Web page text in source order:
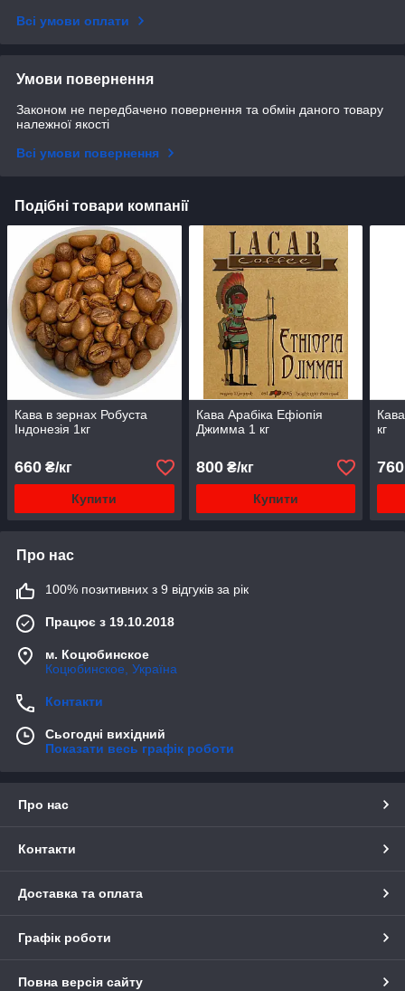
Всі умови оплати
Умови повернення
Законом не передбачено повернення та обмін даного товару
належної якості
Всі умови повернення
Подібні товари компанії
Кава в зернах Робуста
Індонезія 1кг
660 ₴/кг
Купити
Кава Арабіка Ефіопія
Джимма 1 кг
800₴/кг
Купити
кг
760
Про нас
100% позитивних з 9 відгуків за рік
Працює з 19.10.2018
м. Коцюбинское
Коцюбинское, Україна
Контакти
Сьогодні вихідний
Показати весь графік роботи
Про нас
Контакти
Доставка та оплата
Графік роботи
Повна версія сайту